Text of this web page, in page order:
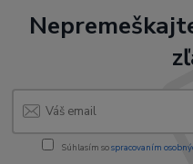
Súhlasím sospracovaním